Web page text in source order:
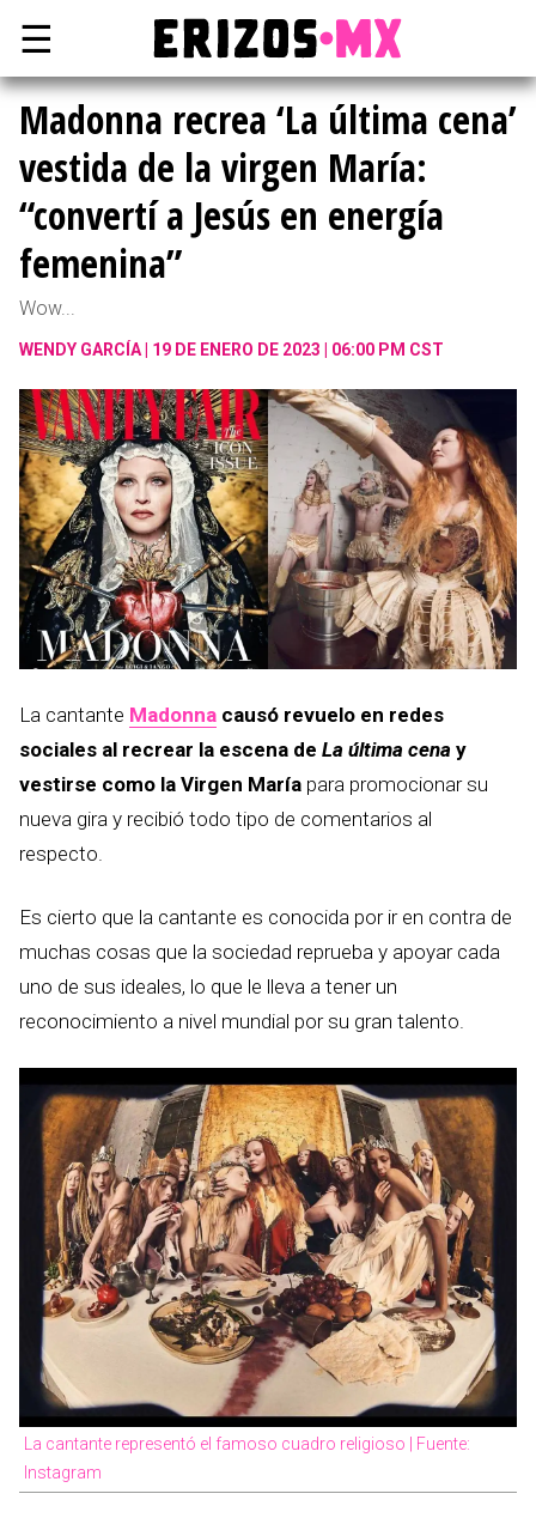
☰
Madonna recrea ‘La última cena’
vestida de la virgen María:
“convertí a Jesús en energía
femenina”
Wow...
WENDY GARCÍA 19 DE ENERO DE 2023 | 06:00 PM CST
La cantante Madonna causó revuelo en redes
sociales al recrear la escena de La última cena y
vestirse como la Virgen María para promocionar su
nueva gira y recibió todo tipo de comentarios al
respecto.
Es cierto que la cantante es conocida por ir en contra de
muchas cosas que la sociedad reprueba y apoyar cada
uno de sus ideales, lo que le lleva a tener un
reconocimiento a nivel mundial por su gran talento.
La cantante representó el famoso cuadro religioso | Fuente:
Instagram